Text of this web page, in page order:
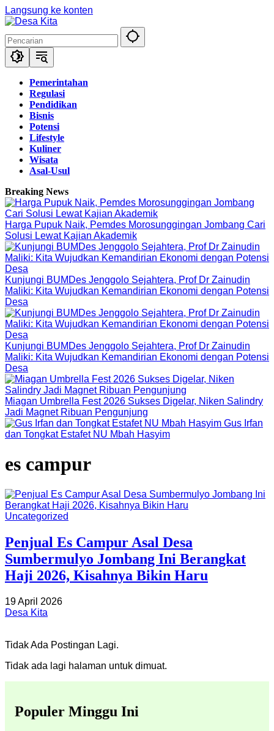
Langsung ke konten
Pemerintahan
Regulasi
Pendidikan
Bisnis
Potensi
Lifestyle
Kuliner
Wisata
Asal-Usul
Breaking News
Harga Pupuk Naik, Pemdes Morosunggingan Jombang Cari
Solusi Lewat Kajian Akademik
Kunjungi BUMDes Jenggolo Sejahtera, Prof Dr Zainudin
Maliki: Kita Wujudkan Kemandirian Ekonomi dengan Potensi
Desa
Kunjungi BUMDes Jenggolo Sejahtera, Prof Dr Zainudin
Maliki: Kita Wujudkan Kemandirian Ekonomi dengan Potensi
Desa
Miagan Umbrella Fest 2026 Sukses Digelar, Niken Salindry
Jadi Magnet Ribuan Pengunjung
Gus Irfan
dan Tongkat Estafet NU Mbah Hasyim
es campur
Uncategorized
Penjual Es Campur Asal Desa
Sumbermulyo Jombang Ini Berangkat
Haji 2026, Kisahnya Bikin Haru
19 April 2026
Desa Kita
Tidak Ada Postingan Lagi.
Tidak ada lagi halaman untuk dimuat.
Populer Minggu Ini